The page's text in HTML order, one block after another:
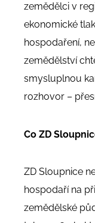
zemědělci v
ekonomické
hospodaření,
zemědělství
smysluplnou
rozhovor –
Co ZD
ZD Sloupnice
hospodaří na
zemědělské